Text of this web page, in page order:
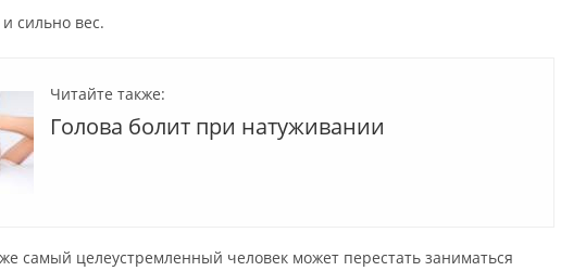
сильно вес.
Читайте также:
Голова болит при натуживании
самый целеустремленный человек может перестать заниматься